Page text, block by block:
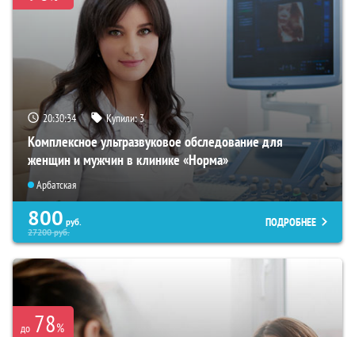
20:30:33 Купили:3
Комплексное ультразвуковое обследование для
женщин и мужчин в клинике «Норма»
Арбатская
800 руб.
27200руб.
ПОДРОБНЕЕ
до 78%